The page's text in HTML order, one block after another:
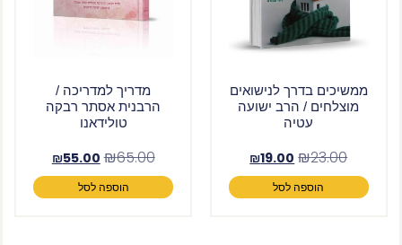
ממשיכים בדרך לנישואים
מוצלחים / הרב ישועה
עטיה
₪23.00
₪19.00
הוספה לסל
מדריך למדריכה /
הרבנית אסתר רבקה
טולידאנו
₪65.00
₪55.00
הוספה לסל